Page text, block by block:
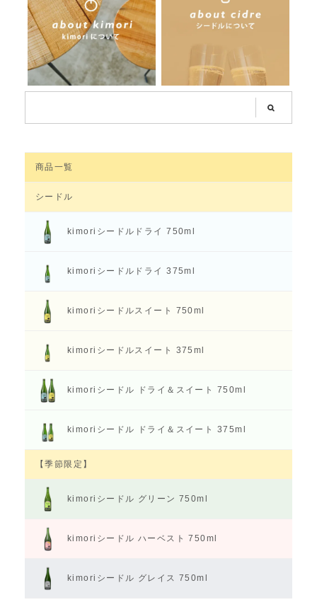
商品一覧
シードル
kimoriシードル ドライ 750ml
kimoriシードル ドライ 375ml
kimoriシードル スイート 750ml
kimoriシードル スイート 375ml
kimoriシードル ドライ＆スイート 750ml
kimoriシードル ドライ＆スイート 375ml
【季節限定】
kimoriシードル グリーン 750ml
kimoriシードル ハーベスト 750ml
kimoriシードル グレイス 750ml